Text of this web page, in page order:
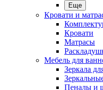
Еще
Кровати и
Кровати
Матрасы
Мебель для
Зеркала
Пеналы и